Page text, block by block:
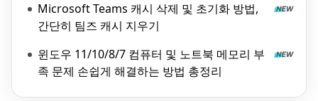
Microsoft Teams 캐시 삭제 및 초기화 방법,
간단히 팀즈 캐시 지우기
윈도우 11/10/8/7 컴퓨터 및 노트북 메모리 부
족 문제 손쉽게 해결하는 방법 총정리